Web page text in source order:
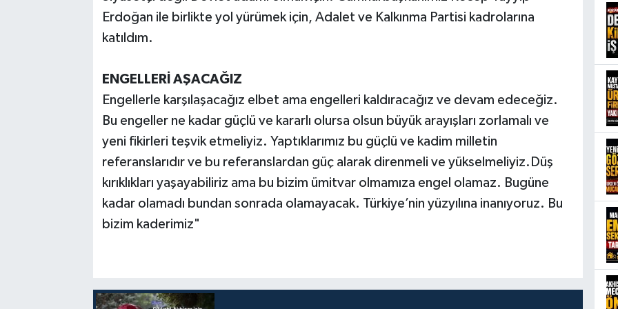
Erdoğan ile birlikte yol yürümek için, Adalet ve Kalkınma Partisi kadrolarına
katıldım.
ENGELLERİ AŞACAĞIZ
Engellerle karşılaşacağız elbet ama engelleri kaldıracağız ve devam edeceğiz.
Bu engeller ne kadar güçlü ve kararlı olursa olsun büyük arayışları zorlamalı ve
yeni fikirleri teşvik etmeliyiz. Yaptıklarımız bu güçlü ve kadim milletin
referanslarıdır ve bu referanslardan güç alarak direnmeli ve yükselmeliyiz.Düş
kırıklıkları yaşayabiliriz ama bu bizim ümitvar olmamıza engel olamaz. Bugüne
kadar olamadı bundan sonrada olamayacak. Türkiye’nin yüzyılına inanıyoruz. Bu
bizim kaderimiz"